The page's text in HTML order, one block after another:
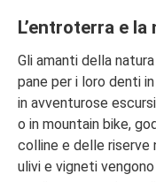
L’entroterra e
Gli amanti della
pane per i loro denti
in avventurose
o in mountain bike,
colline e delle riserve
ulivi e vigneti